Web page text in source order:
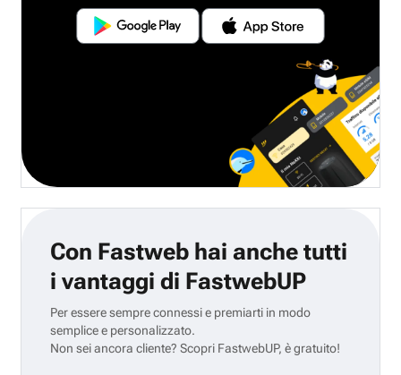
Con Fastweb hai anche tutti
i vantaggi di FastwebUP
Per essere sempre connessi e premiarti in modo
semplice e personalizzato.
Non sei ancora cliente? Scopri FastwebUP, è gratuito!